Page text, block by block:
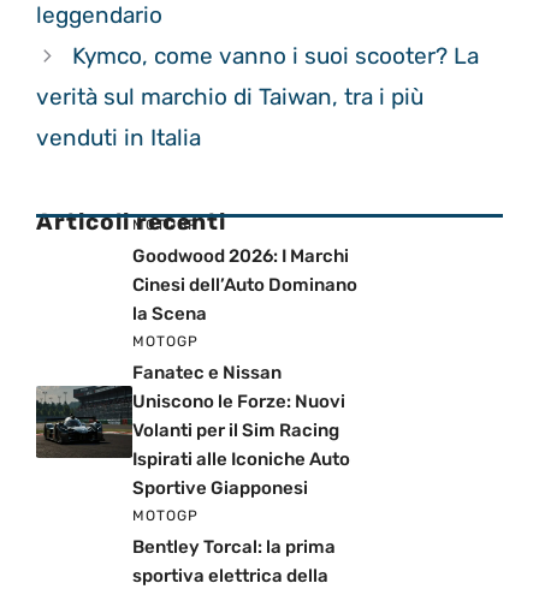
leggendario
Kymco, come vanno i suoi scooter? La
verità sul marchio di Taiwan, tra i più
venduti in Italia
Articoli recenti
MOTOGP
Goodwood 2026: I Marchi
Cinesi dell’Auto Dominano
la Scena
MOTOGP
Fanatec e Nissan
Uniscono le Forze: Nuovi
Volanti per il Sim Racing
Ispirati alle Iconiche Auto
Sportive Giapponesi
MOTOGP
Bentley Torcal: la prima
sportiva elettrica della